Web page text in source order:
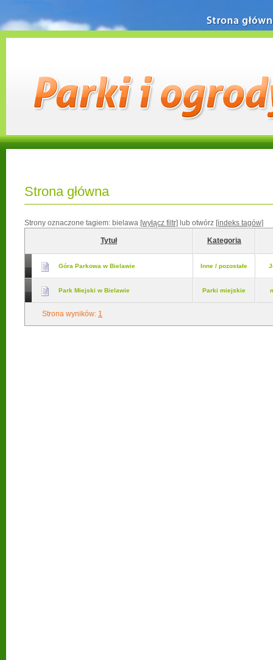
Strona główna
Strony oznaczone tagiem: bielawa [wyłącz filtr] lub otwórz [indeks tagów]
Tytuł Kategoria
Góra Parkowa w Bielawie Inne / pozostałe
Park Miejski w Bielawie Parki miejskie
Strona wyników: 1
Strona główna